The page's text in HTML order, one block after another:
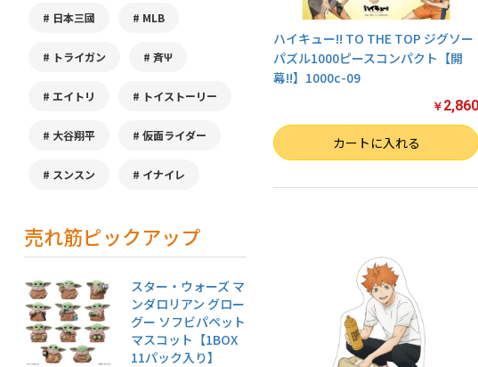
日本三國 MLB
トライガン 斉Ψ
エイトリ トイストーリー
大谷翔平 仮面ライダー
スンスン イナイレ
売れ筋ピックアップ
スター・ウォーズ マ
ンダロリアン グロー
グー ソフビパペット
マスコット【1BOX
11パック入り】
ハイキュー!! TO THE TOP ジグソー
パズル1000ピースコンパクト【開
幕!!】1000c-09
￥ 2,860
数量 カートに入れる